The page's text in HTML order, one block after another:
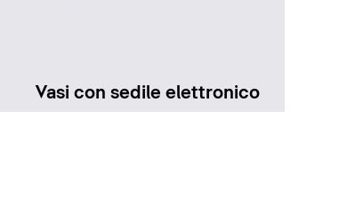
Vasi con sedile elettronico